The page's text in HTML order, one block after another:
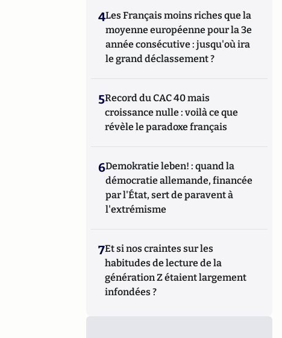
4Les Français moins riches que la
moyenne européenne pour la 3e
année consécutive : jusqu'où ira
le grand déclassement ?
5Record du CAC 40 mais
croissance nulle : voilà ce que
révèle le paradoxe français
6Demokratie leben! : quand la
démocratie allemande, financée
par l'État, sert de paravent à
l'extrémisme
7Et si nos craintes sur les
habitudes de lecture de la
génération Z étaient largement
infondées ?